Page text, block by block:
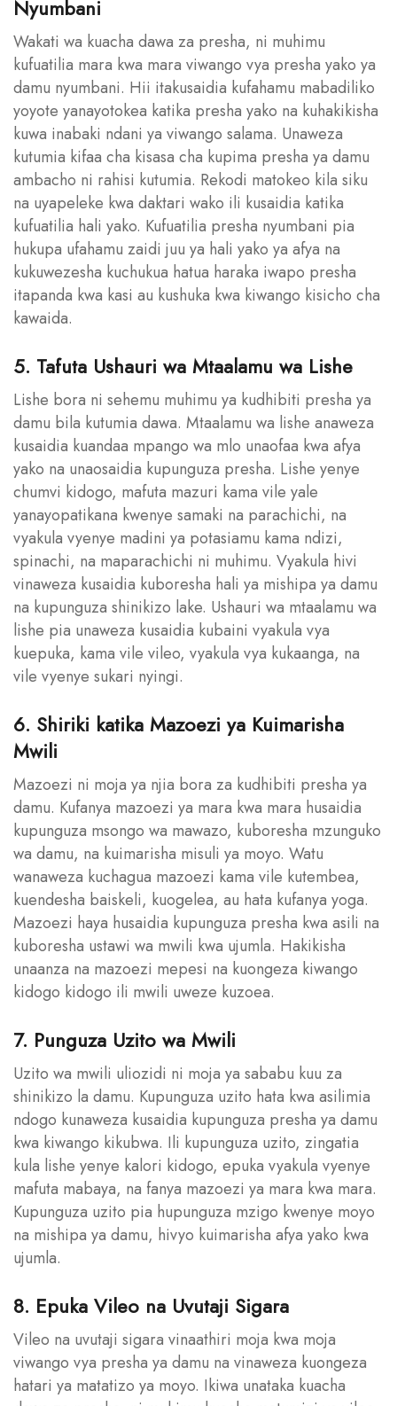
Nyumbani
Wakati wa kuacha dawa za presha, ni muhimu
kufuatilia mara kwa mara viwango vya presha yako ya
damu nyumbani. Hii itakusaidia kufahamu mabadiliko
yoyote yanayotokea katika presha yako na kuhakikisha
kuwa inabaki ndani ya viwango salama. Unaweza
kutumia kifaa cha kisasa cha kupima presha ya damu
ambacho ni rahisi kutumia. Rekodi matokeo kila siku
na uyapeleke kwa daktari wako ili kusaidia katika
kufuatilia hali yako. Kufuatilia presha nyumbani pia
hukupa ufahamu zaidi juu ya hali yako ya afya na
kukuwezesha kuchukua hatua haraka iwapo presha
itapanda kwa kasi au kushuka kwa kiwango kisicho cha
kawaida.
5. Tafuta Ushauri wa Mtaalamu wa Lishe
Lishe bora ni sehemu muhimu ya kudhibiti presha ya
damu bila kutumia dawa. Mtaalamu wa lishe anaweza
kusaidia kuandaa mpango wa mlo unaofaa kwa afya
yako na unaosaidia kupunguza presha. Lishe yenye
chumvi kidogo, mafuta mazuri kama vile yale
yanayopatikana kwenye samaki na parachichi, na
vyakula vyenye madini ya potasiamu kama ndizi,
spinachi, na maparachichi ni muhimu. Vyakula hivi
vinaweza kusaidia kuboresha hali ya mishipa ya damu
na kupunguza shinikizo lake. Ushauri wa mtaalamu wa
lishe pia unaweza kusaidia kubaini vyakula vya
kuepuka, kama vile vileo, vyakula vya kukaanga, na
vile vyenye sukari nyingi.
6. Shiriki katika Mazoezi ya Kuimarisha
Mwili
Mazoezi ni moja ya njia bora za kudhibiti presha ya
damu. Kufanya mazoezi ya mara kwa mara husaidia
kupunguza msongo wa mawazo, kuboresha mzunguko
wa damu, na kuimarisha misuli ya moyo. Watu
wanaweza kuchagua mazoezi kama vile kutembea,
kuendesha baiskeli, kuogelea, au hata kufanya yoga.
Mazoezi haya husaidia kupunguza presha kwa asili na
kuboresha ustawi wa mwili kwa ujumla. Hakikisha
unaanza na mazoezi mepesi na kuongeza kiwango
kidogo kidogo ili mwili uweze kuzoea.
7. Punguza Uzito wa Mwili
Uzito wa mwili uliozidi ni moja ya sababu kuu za
shinikizo la damu. Kupunguza uzito hata kwa asilimia
ndogo kunaweza kusaidia kupunguza presha ya damu
kwa kiwango kikubwa. Ili kupunguza uzito, zingatia
kula lishe yenye kalori kidogo, epuka vyakula vyenye
mafuta mabaya, na fanya mazoezi ya mara kwa mara.
Kupunguza uzito pia hupunguza mzigo kwenye moyo
na mishipa ya damu, hivyo kuimarisha afya yako kwa
ujumla.
8. Epuka Vileo na Uvutaji Sigara
Vileo na uvutaji sigara vinaathiri moja kwa moja
viwango vya presha ya damu na vinaweza kuongeza
hatari ya matatizo ya moyo. Ikiwa unataka kuacha